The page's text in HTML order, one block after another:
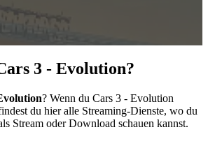
3 - Evolution?
? Wenn du Cars 3 - Evolution
du hier alle Streaming-Dienste, wo du
Stream oder Download schauen kannst.